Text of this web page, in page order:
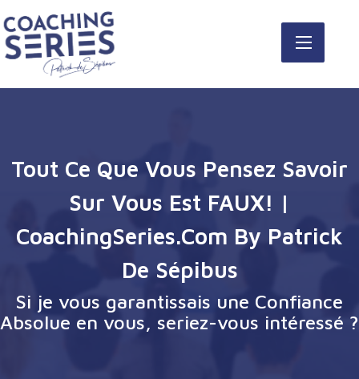
Tout Ce Que Vous Pensez Savoir
Sur Vous Est FAUX! |
CoachingSeries.com By Patrick
De Sépibus
Si je vous garantissais une Confiance
Absolue en vous, seriez-vous intéressé ?